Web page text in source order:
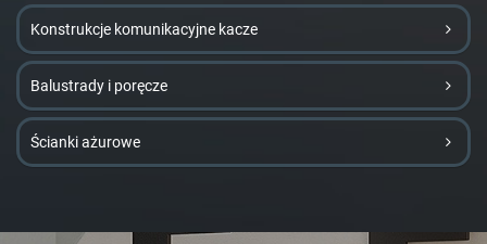
Konstrukcje komunikacyjne kacze
Balustrady i poręcze
Ścianki ażurowe